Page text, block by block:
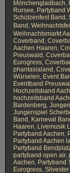
Mönchengladbach,
Rursee, Partyband
Schützenfest Band ,
Band ,
Weihnachtsmarkt
Coverband ,
Aachen Haaren,
Preuswald ,
Eurogress,
phantasialand ,
Würselen, Event
Eventband
Hochzeitsband
hochzeitsband
Bardenberg,
Jungenspiel
Band , Karneval
Haaren, Livemusik
Partyband Aachen,
Partyband Aachen
Partyband
partyband open air,
Aachen, Partyband
Eurogress,